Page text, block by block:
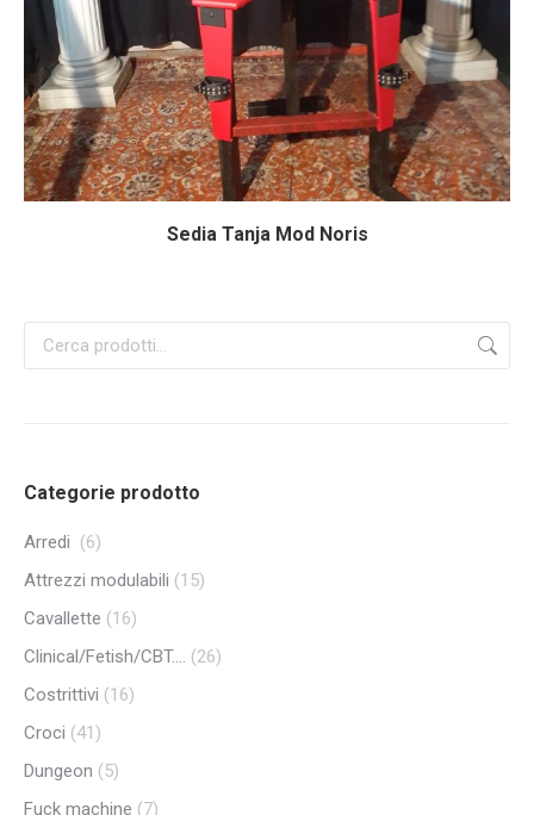
Sedia Tanja Mod Noris
Categorie prodotto
Arredi (6)
Attrezzi modulabili (15)
Cavallette (16)
Clinical/Fetish/CBT.... (26)
Costrittivi (16)
Croci (41)
Dungeon (5)
Fuck machine (7)